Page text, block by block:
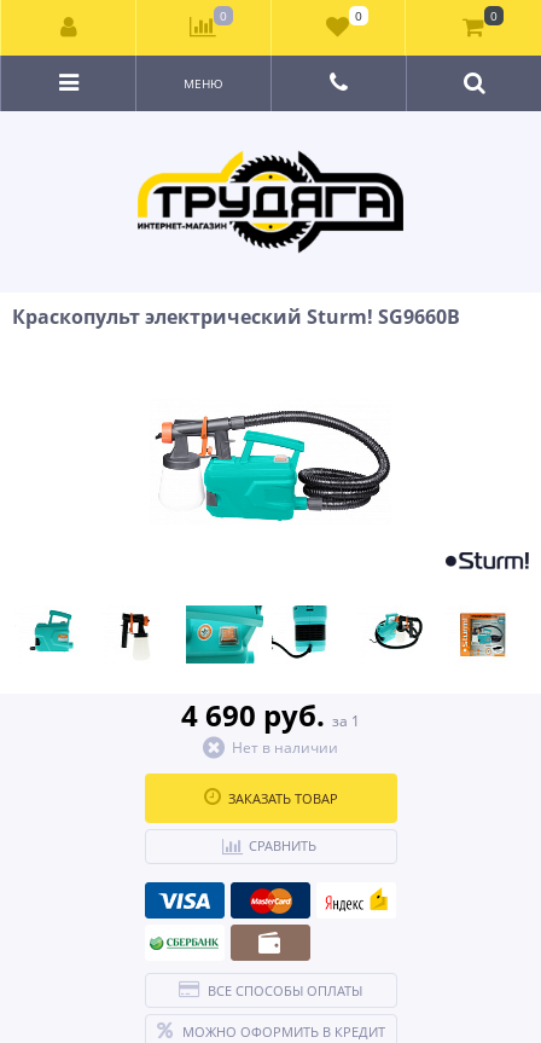
МЕНЮ
Краскопульт электрический Sturm! SG9660B
4 690 руб. за 1
Нет в наличии
ЗАКАЗАТЬ ТОВАР
СРАВНИТЬ
ВСЕ СПОСОБЫ ОПЛАТЫ
МОЖНО ОФОРМИТЬ В КРЕДИТ
0 0 0